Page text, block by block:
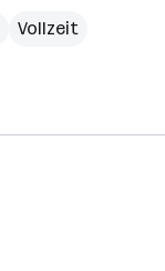
Vollzeit